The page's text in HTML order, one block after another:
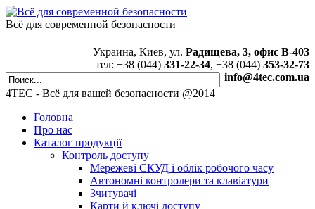
Всё для современной безопасности
Украина, Киев, ул. Радищева, 3, офис В-403
тел: +38 (044) 331-22-34, +38 (044) 353-32-73
info@4tec.com.ua
4TEC - Всё для вашей безопасности @2014
Головна
Про нас
Каталог продукції
Контроль доступу
Мережеві СКУД і облік робочого часу
Автономні контролери та клавіатури
Зчитувачі
Карти й ключі доступу